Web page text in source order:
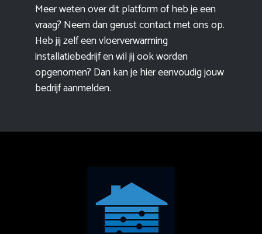
Meer weten over dit platform of heb je een
vraag? Neem dan gerust contact met ons op.
Heb jij zelf een vloerverwarming
installatiebedrijf en wil jij ook worden
opgenomen? Dan kan je hier eenvoudigjouw
bedrijf aanmelden.